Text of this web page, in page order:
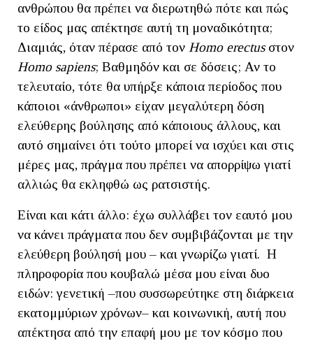
ανθρώπου θα πρέπει να διερωτηθώ πότε και πώς
το είδος μας απέκτησε αυτή τη μοναδικότητα;
Διαμιάς, όταν πέρασε από τον Homo erectusστον
Homo sapiens; Βαθμηδόν και σε δόσεις; Αν το
τελευταίο, τότε θα υπήρξε κάποια περίοδος που
κάποιοι «άνθρωποι» είχαν μεγαλύτερη δόση
ελεύθερης βούλησης από κάποιους άλλους, και
αυτό σημαίνει ότι τούτο μπορεί να ισχύει και στις
μέρες μας, πράγμα που πρέπει να απορρίψω γιατί
αλλιώς θα εκληφθώ ως ρατσιστής.
Είναι και κάτι άλλο: έχω συλλάβει τον εαυτό μου
να κάνει πράγματα που δεν συμβιβάζονται με την
ελεύθερη βούλησή μου – και γνωρίζω γιατί. Η
πληροφορία που κουβαλώ μέσα μου είναι δυο
ειδών: γενετική –που συσσωρεύτηκε στη διάρκεια
εκατομμύριων χρόνων– και κοινωνική, αυτή που
απέκτησα από την επαφή μου με τον κόσμο που